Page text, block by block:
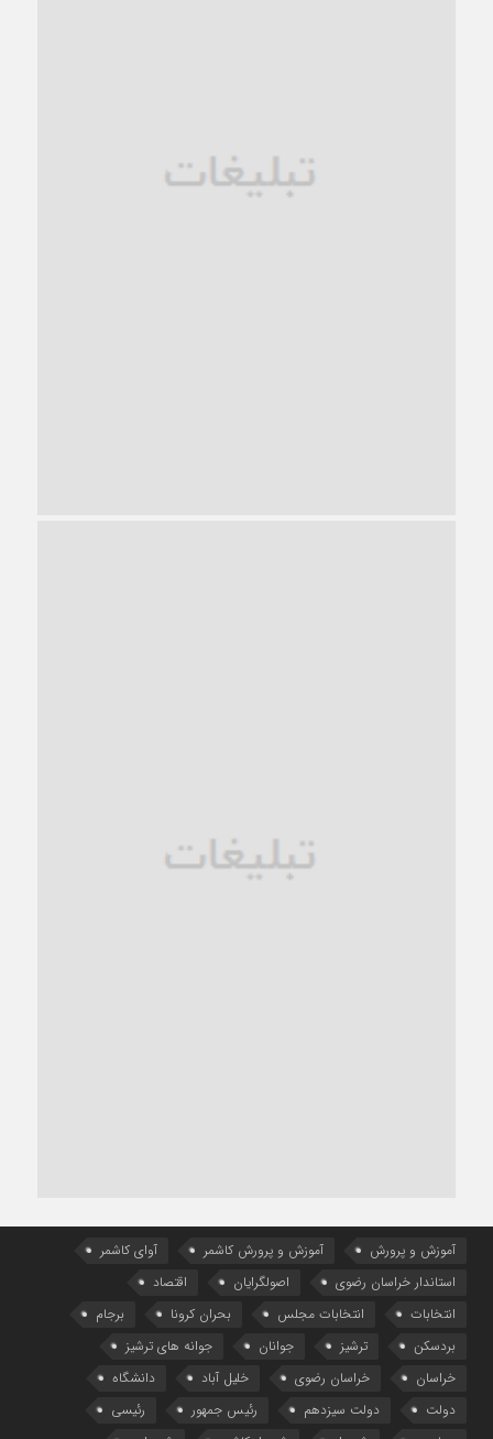
آموزش و پرورش آموزش و پرورش کاشمر
آوای کاشمر
استاندار خراسان رضوی
اصولگرایان
اقتصاد
انتخابات
انتخابات مجلس بحران کرونا
برجام
بردسکن
ترشیز جوانان
جوانه های ترشیز
خراسان
خراسان رضوی خلیل آباد
دانشگاه
دولت
دولت سیزدهم رئیس جمهور
رئیسی